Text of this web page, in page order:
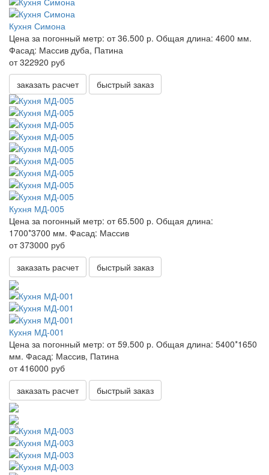
Кухня Симона
Цена за погонный метр: от 36.500 р. Общая длина: 4600 мм.
Фасад: Массив дуба, Патина
от 322920 руб
заказать расчет
быстрый заказ
Кухня МД-005
Цена за погонный метр: от 65.500 р. Общая длина:
1700*3700 мм. Фасад: Массив
от 373000 руб
заказать расчет
быстрый заказ
Кухня МД-001
Цена за погонный метр: от 59.500 р. Общая длина: 5400*1650
мм. Фасад: Массив, Патина
от 416000 руб
заказать расчет
быстрый заказ